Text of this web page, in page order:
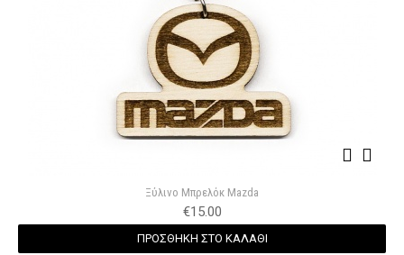
Ξύλινο Μπρελόκ Mazda
€15.00
ΠΡΟΣΘΗΚΗ ΣΤΟ ΚΑΛΑΘΙ